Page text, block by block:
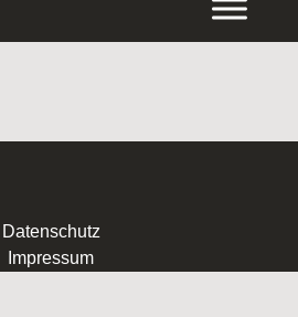
Datenschutz
Impressum